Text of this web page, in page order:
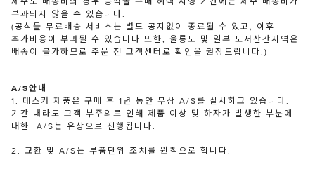
부과되지 않을 수 있습니다.
(공식몰 무료배송 서비스는 별도 공지없이 종료될 수 있고, 이후
추가비용이 부과될 수 있습니다 또한, 울릉도 및 일부 도서산간지역은
배송이 불가하므로 주문 전 고객센터로 확인을 권장드립니다.)
A/S안내
1. 데스커 제품은 구매 후 1년 동안 무상 A/S를 실시하고 있습니다.
기간 내라도 고객 부주의로 인해 제품 이상 및 하자가 발생한 부분에
대한 A/S는 유상으로 진행됩니다.
2. 교환 및 A/S는 부품단위 조치를 원칙으로 합니다.